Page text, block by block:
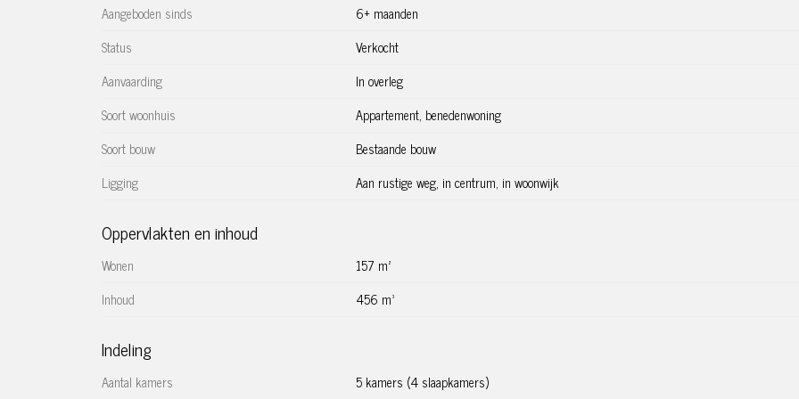
door een lichte gang, voorzien van inbouwkasten en ruimte voor wasmachine en droger, door naar de overige drie
Alle slaapkamers zijn van een goed formaat en makkelijk indeelbaar. De tweede WC heeft tevens een fonteintje,
hangend toilet en is voorzien van een raam.
er boven het grootste gedeelte van het huis geen bovenburen zijn, is er een heerlijke rustige en stille
woonomgeving.
Universiteit van Amsterdam, Artis, Theater Carré en het Oosterpark. Deze locatie is perfect voor mensen die de
gezelligheid en het gemak van de stad willen, maar ook houden van een rustige plek om lekker te wonen.
– Hoge paneeldeuren
– Moderne keuken met inbouwapparatuur
Aangeboden sinds
6+ maanden
Status
Verkocht
Aanvaarding
In overleg
Soort woonhuis
Appartement, benedenwoning
Soort bouw
Bestaande bouw
Ligging
Aan rustige weg, in centrum, in woonwijk
Oppervlakten en inhoud
Wonen
157 m²
Inhoud
456 m³
Indeling
Aantal kamers
5 kamers (4 slaapkamers)